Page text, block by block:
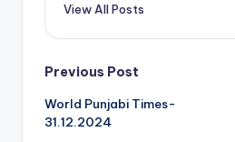
p
View All Posts
Post
navigation
Previous Post
World Punjabi Times-
31.12.2024